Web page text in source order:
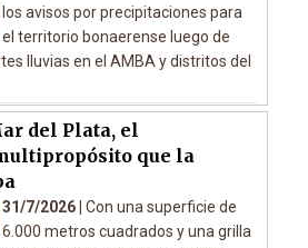
los avisos por precipitaciones para
el territorio bonaerense luego de
lluvias en el AMBA y distritos del
del Plata, el
que la
31/7/2026 | Con una superficie de
6.000 metros cuadrados y una grilla